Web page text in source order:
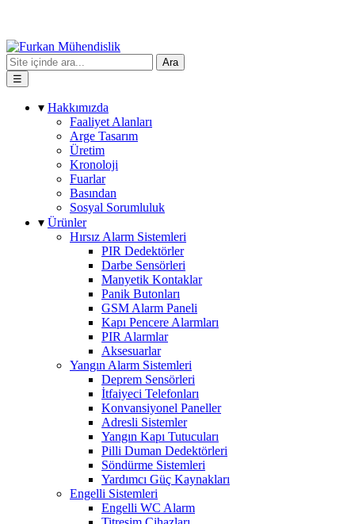
Ara
☰
▾ Hakkımızda
Faaliyet Alanları
Arge Tasarım
Üretim
Kronoloji
Fuarlar
Basından
Sosyal Sorumluluk
▾ Ürünler
Hırsız Alarm Sistemleri
PIR Dedektörler
Darbe Sensörleri
Manyetik Kontaklar
Panik Butonları
GSM Alarm Paneli
Kapı Pencere Alarmları
PIR Alarmlar
Aksesuarlar
Yangın Alarm Sistemleri
Deprem Sensörleri
İtfaiyeci Telefonları
Konvansiyonel Paneller
Adresli Sistemler
Yangın Kapı Tutucuları
Pilli Duman Dedektörleri
Söndürme Sistemleri
Yardımcı Güç Kaynakları
Engelli Sistemleri
Engelli WC Alarm